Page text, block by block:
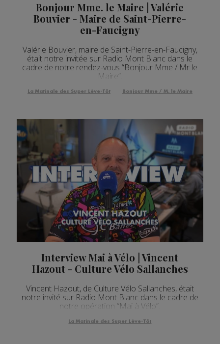
Bonjour Mme. le Maire | Valérie
Bouvier - Maire de Saint-Pierre-
en-Faucigny
Valérie Bouvier, maire de Saint-Pierre-en-Faucigny,
était notre invitée sur Radio Mont Blanc dans le
cadre de notre rendez-vous “Bonjour Mme / Mr le
Maire”.
La Matinale des Super Lève-Tôt Bonjour Mme / M. le Maire
Interview Mai à Vélo | Vincent
Hazout - Culture Vélo Sallanches
Vincent Hazout, de Culture Vélo Sallanches, était
notre invité sur Radio Mont Blanc dans le cadre de
notre opération “Mai à Vélo”.
La Matinale des Super Lève-Tôt